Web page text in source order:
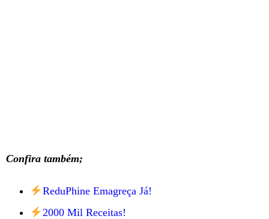
Confira também;
ReduPhine Emagreça Já!
2000 Mil Receitas!